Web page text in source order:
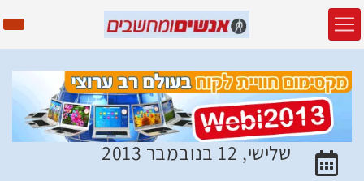
האירוע יתקיים בתאריך
שלישי, 12 בנובמבר 2013